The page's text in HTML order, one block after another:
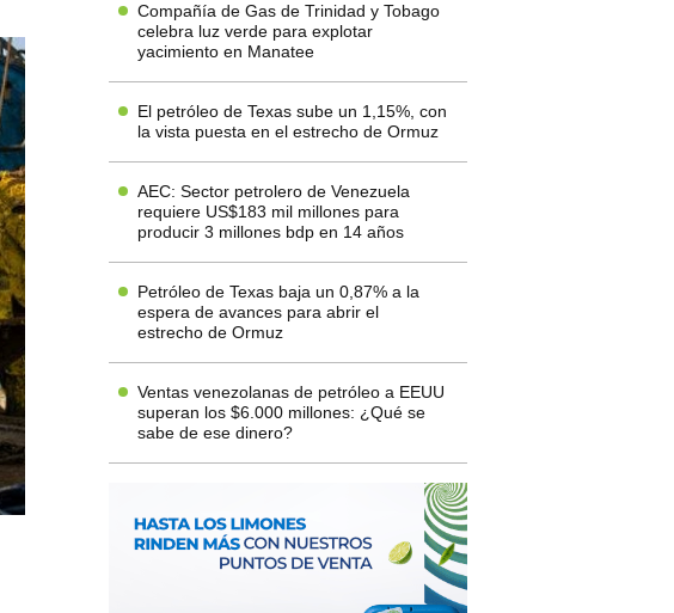
Compañía de Gas de Trinidad y Tobago
celebra luz verde para explotar
yacimiento en Manatee
El petróleo de Texas sube un 1,15%, con
la vista puesta en el estrecho de Ormuz
AEC: Sector petrolero de Venezuela
requiere US$183 mil millones para
producir 3 millones bdp en 14 años
Petróleo de Texas baja un 0,87% a la
espera de avances para abrir el
estrecho de Ormuz
Ventas venezolanas de petróleo a EEUU
superan los $6.000 millones: ¿Qué se
sabe de ese dinero?